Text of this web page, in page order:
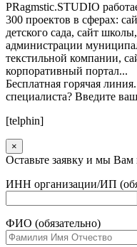
PRagmstic.STUDIO
300 проектов в сферах:
детского сада, сайт
администрации
текстильной компании,
корпоративный портал...
Бесплатная горячая
специалиста? Введите
[telphin]
×
Оставьте заявку и мы Вам
ИНН организации/ИП
ФИО (обязательно)